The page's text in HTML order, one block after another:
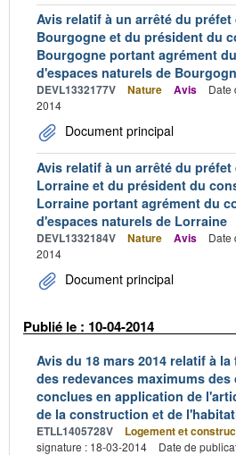
Avis relatif à un arrêté du préfet
Bourgogne et du président du
Bourgogne portant agrément
d'espaces naturels de
DEVL1332177V Nature Avis
Date
2014
Document principal
Avis relatif à un arrêté du préfet
Lorraine et du président du
Lorraine portant agrément du
d'espaces naturels de Lorraine
DEVL1332184V Nature Avis
Date
2014
Document principal
Publié le : 10-04-2014
Avis du 18 mars 2014 relatif à
des redevances maximums
conclues en application de
de la construction et de
ETLL1405728V Logement et
signature : 18-03-2014
Date de